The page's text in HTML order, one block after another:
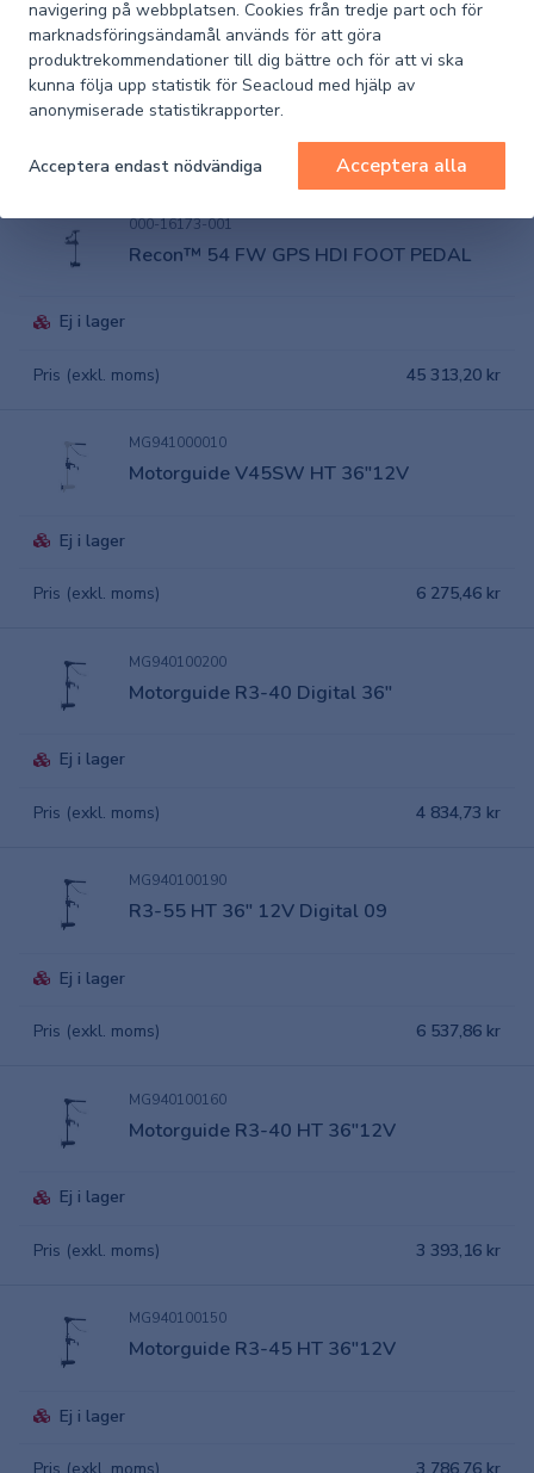
navigering på webbplatsen. Cookies från tredje part och för
marknadsföringsändamål används för att göra
produktrekommendationer till dig bättre och för att vi ska
kunna följa upp statistik för Seacloud med hjälp av
anonymiserade statistikrapporter.
Acceptera endast nödvändiga Acceptera alla
MG941000020
Motorguide V55SW HT 36"12V
Ej i lager
Pris (exkl. moms) 6 537,86 kr
000-16173-001
Recon™ 54 FW GPS HDI FOOT PEDAL
Ej i lager
Pris (exkl. moms) 45 313,20 kr
MG941000010
Motorguide V45SW HT 36"12V
Ej i lager
Pris (exkl. moms) 6 275,46 kr
MG940100200
Motorguide R3-40 Digital 36"
Ej i lager
Pris (exkl. moms) 4 834,73 kr
MG940100190
R3-55 HT 36" 12V Digital 09
Ej i lager
Pris (exkl. moms) 6 537,86 kr
MG940100160
Motorguide R3-40 HT 36"12V
Ej i lager
Pris (exkl. moms) 3 393,16 kr
MG940100150
Motorguide R3-45 HT 36"12V
Ej i lager